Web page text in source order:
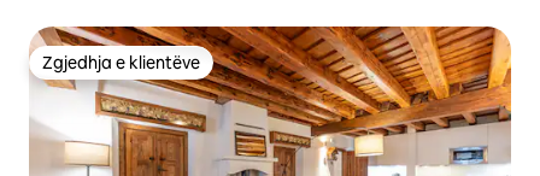
Zgjedhja e klientëve
Zgjedhja e klientëve